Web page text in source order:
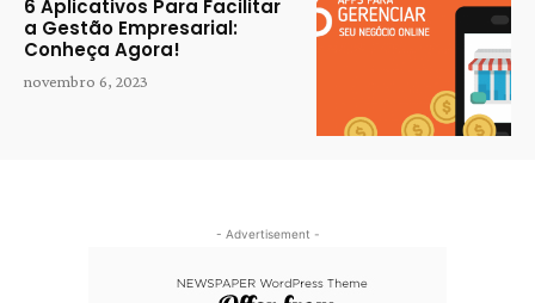
6 Aplicativos Para Facilitar
a Gestão Empresarial:
Conheça Agora!
novembro 6, 2023
- Advertisement -